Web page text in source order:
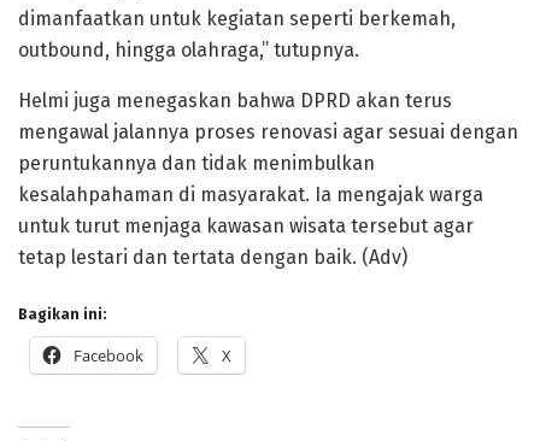
dimanfaatkan untuk kegiatan seperti berkemah,
outbound, hingga olahraga,” tutupnya.
Helmi juga menegaskan bahwa DPRD akan terus
mengawal jalannya proses renovasi agar sesuai dengan
peruntukannya dan tidak menimbulkan
kesalahpahaman di masyarakat. Ia mengajak warga
untuk turut menjaga kawasan wisata tersebut agar
tetap lestari dan tertata dengan baik. (Adv)
Bagikan ini:
Facebook X